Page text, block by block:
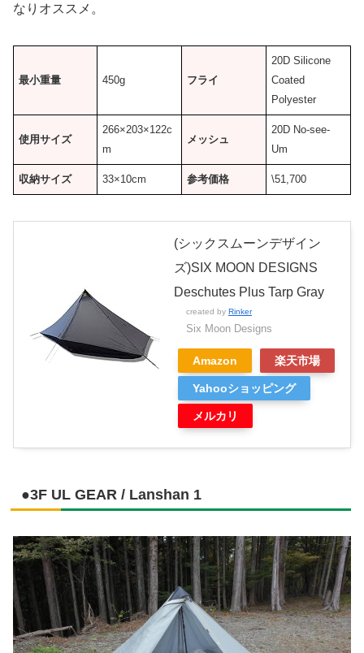
なりオススメ。
最小重量 450g フライ
20D Silicone
Coated
Polyester
使用サイズ
266×203×122c
m
メッシュ
20D No-see-
Um
収納サイズ 33×10cm 参考価格 \51,700
(シックスムーンデザイン
ズ)SIX MOON DESIGNS
Deschutes Plus Tarp Gray
created by Rinker
Six Moon Designs
Amazon 楽天市場
Yahooショッピング
メルカリ
●3F UL GEAR / Lanshan 1